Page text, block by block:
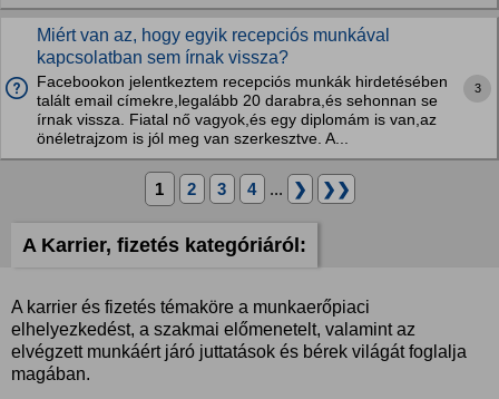
Miért van az, hogy egyik recepciós munkával
kapcsolatban sem írnak vissza?
Facebookon jelentkeztem recepciós munkák hirdetésében
talált email címekre,legalább 20 darabra,és sehonnan se
írnak vissza. Fiatal nő vagyok,és egy diplomám is van,az
önéletrajzom is jól meg van szerkesztve. A...
3
1 2 3 4 ... ❯ ❯❯
A Karrier, fizetés kategóriáról:
A karrier és fizetés témaköre a munkaerőpiaci
elhelyezkedést, a szakmai előmenetelt, valamint az
elvégzett munkáért járó juttatások és bérek világát foglalja
magában.